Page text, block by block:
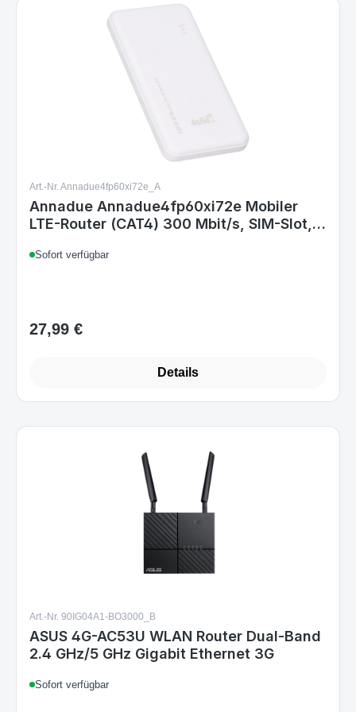
Art.-Nr. Annadue4fp60xi72e_A
Annadue Annadue4fp60xi72e Mobiler
LTE-Router (CAT4) 300 Mbit/s, SIM-Slot,
mobiler WLAN-Hotspot, Weiß
Sofort verfügbar
Regulärer Preis:
27,99 €
Details
Art.-Nr. 90IG04A1-BO3000_B
ASUS 4G-AC53U WLAN Router Dual-Band
2.4 GHz/5 GHz Gigabit Ethernet 3G
Sofort verfügbar